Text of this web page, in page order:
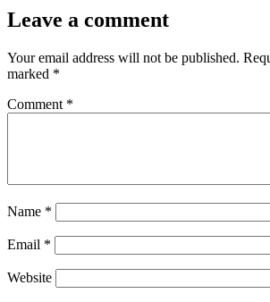
Leave a comment
Your email address will not be published.
marked *
Comment *
Name *
Email *
Website